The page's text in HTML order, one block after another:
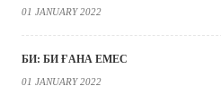
01 JANUARY 2022
БИ: БИ ҒАНА ЕМЕС
01 JANUARY 2022